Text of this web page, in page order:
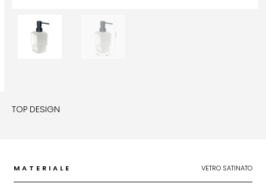
TOP DESIGN
MATERIALE VETRO SATINATO